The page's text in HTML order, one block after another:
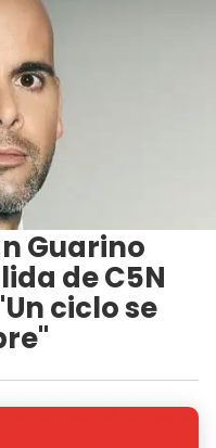
Guarino
de C5N
ciclo se